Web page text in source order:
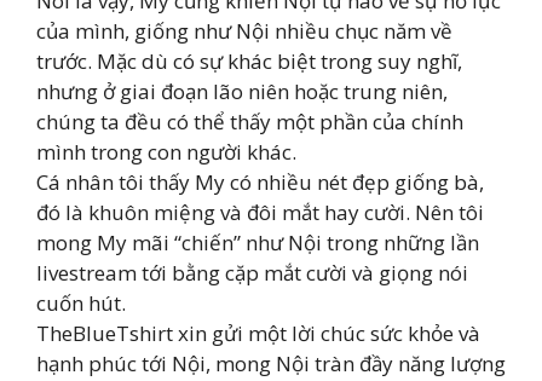
của mình, giống như Nội nhiều chục năm về
trước. Mặc dù có sự khác biệt trong suy nghĩ,
nhưng ở giai đoạn lão niên hoặc trung niên,
chúng ta đều có thể thấy một phần của chính
mình trong con người khác.
Cá nhân tôi thấy My có nhiều nét đẹp giống bà,
đó là khuôn miệng và đôi mắt hay cười. Nên tôi
mong My mãi “chiến” như Nội trong những lần
livestream tới bằng cặp mắt cười và giọng nói
cuốn hút.
TheBlueTshirt xin gửi một lời chúc sức khỏe và
hạnh phúc tới Nội, mong Nội tràn đầy năng lượng